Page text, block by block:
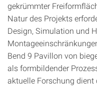
gekrümmter
Natur des Projekts
Design, Simulation und
Bend 9 Pavillon von
als formbildender
aktuelle Forschung dient